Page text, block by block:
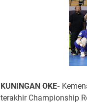
KUNINGAN OKE-
terakhir Championship